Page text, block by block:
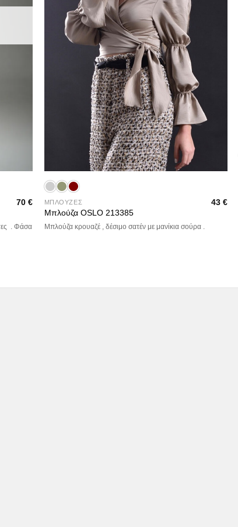
70€
. Φάσα
ΜΠΛΟΥΖΕΣ
Μπλούζα OSLO 213385
43 €
Μπλούζα κρουαζέ , δέσιμο σατέν με μανίκια σούρα .